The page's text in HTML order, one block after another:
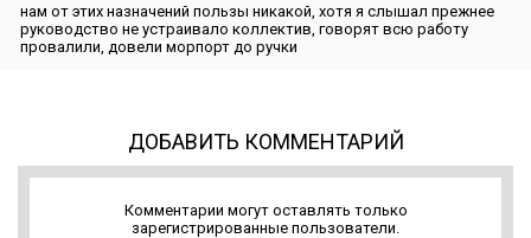
нам от этих назначений пользы никакой, хотя я слышал прежнее
руководство не устраивало коллектив, говорят всю работу
провалили, довели морпорт до ручки
ДОБАВИТЬ КОММЕНТАРИЙ
Комментарии могут оставлять только
зарегистрированные пользователи.